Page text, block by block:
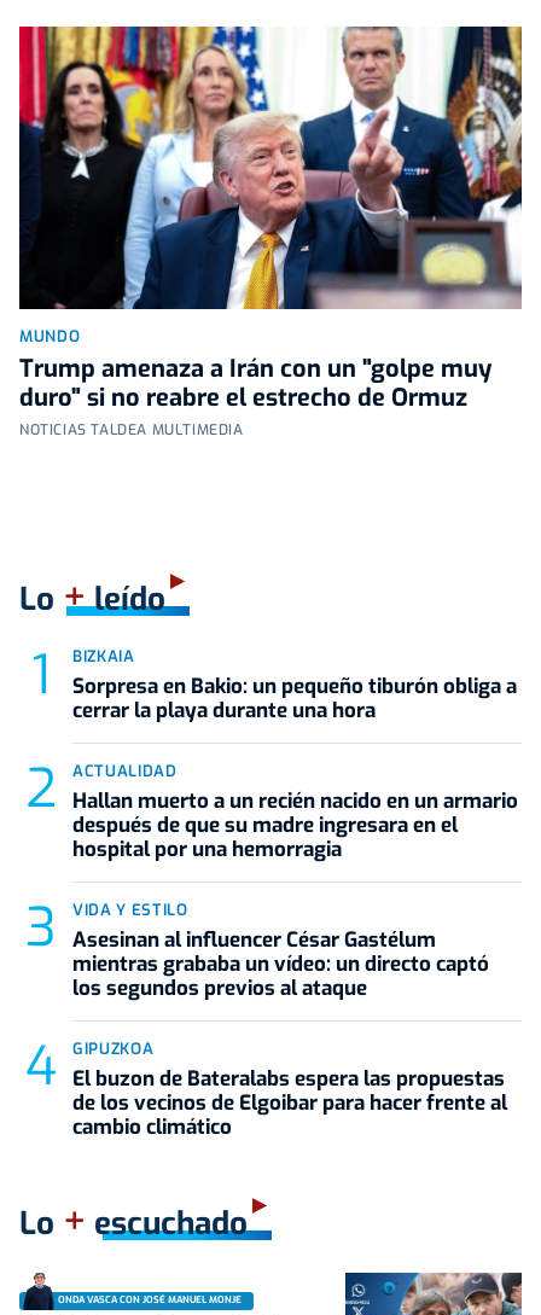
MUNDO
Trump amenaza a Irán con un "golpe muy
duro" si no reabre el estrecho de Ormuz
NOTICIAS TALDEA MULTIMEDIA
Lo +leído
BIZKAIA
Sorpresa en Bakio: un pequeño tiburón obliga a
cerrar la playa durante una hora
ACTUALIDAD
Hallan muerto a un recién nacido en un armario
después de que su madre ingresara en el
hospital por una hemorragia
VIDA Y ESTILO
Asesinan al influencer César Gastélum
mientras grababa un vídeo: un directo captó
los segundos previos al ataque
GIPUZKOA
El buzon de Bateralabs espera las propuestas
de los vecinos de Elgoibar para hacer frente al
cambio climático
Lo + escuchado
ONDA VASCA CON JOSÉ MANUEL MONJE